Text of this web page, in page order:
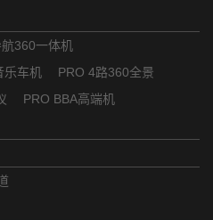
360一体机
乐车机
PRO 4路360全景
PRO BBA高端机